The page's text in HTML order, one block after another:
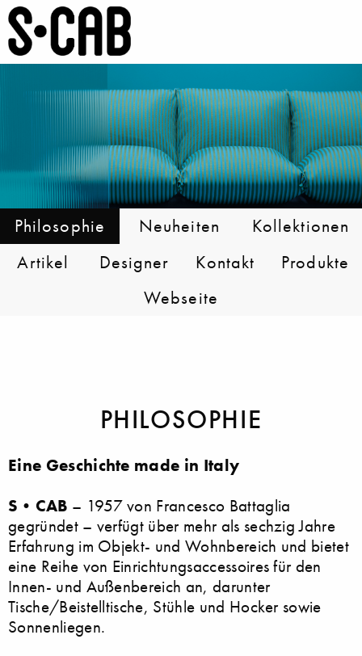
Philosophie Neuheiten
Kollektionen
Artikel
Designer Kontakt
Produkte
Webseite
PHILOSOPHIE
Eine Geschichte made in Italy
S•CAB – 1957 von Francesco Battaglia
gegründet – verfügt über mehr als sechzig Jahre
Erfahrung im Objekt- und Wohnbereich und bietet
eine Reihe von Einrichtungsaccessoires für den
Innen- und Außenbereich an, darunter
Tische/Beistelltische, Stühle und Hocker sowie
Sonnenliegen.